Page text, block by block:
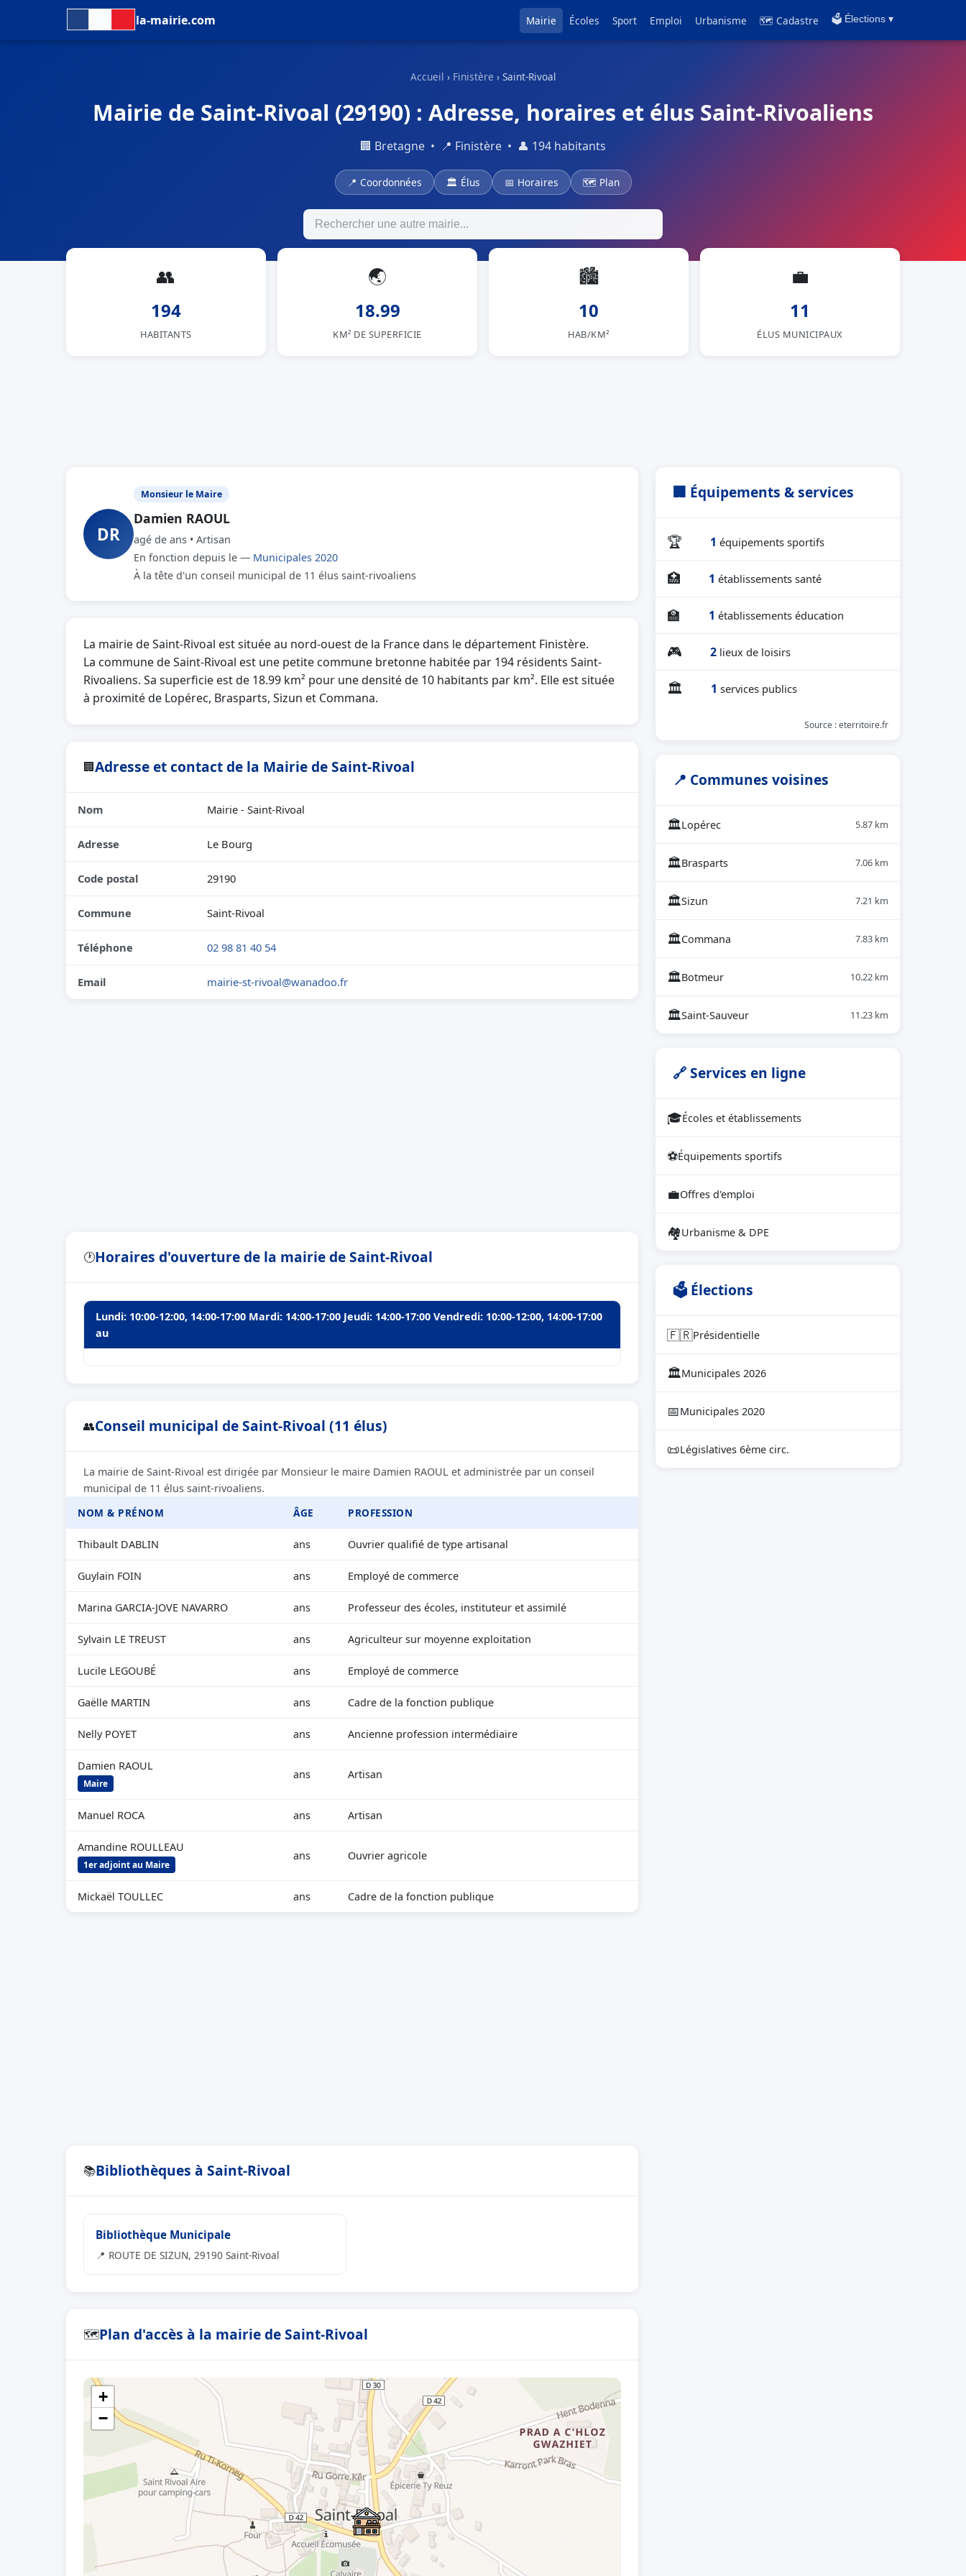
la-mairie.com Mairie Écoles Sport Emploi Urbanisme 🗺 Cadastre 🗳️ Élections ▾
Accueil › Finistère › Saint-Rivoal
Mairie de Saint-Rivoal (29190) : Adresse, horaires et élus Saint-Rivoaliens
🏢 Bretagne • 📍 Finistère • 👤 194 habitants
📍 Coordonnées 🏛 Élus 📅 Horaires 🗺 Plan
👥
194
HABITANTS
🌏
18.99
KM² DE SUPERFICIE
🏙
10
HAB/KM²
💼
11
ÉLUS MUNICIPAUX
DR
Monsieur le Maire
Damien RAOUL
agé de ans • Artisan
En fonction depuis le — Municipales 2020
À la tête d'un conseil municipal de 11 élus saint-rivoaliens
La mairie de Saint-Rivoal est située au nord-ouest de la France dans le département Finistère.
La commune de Saint-Rivoal est une petite commune bretonne habitée par 194 résidents Saint-
Rivoaliens. Sa superficie est de 18.99 km² pour une densité de 10 habitants par km². Elle est située
à proximité de Lopérec, Brasparts, Sizun et Commana.
🏢Adresse et contact de la Mairie de Saint-Rivoal
Nom Mairie - Saint-Rivoal
Adresse Le Bourg
Code postal 29190
Commune Saint-Rivoal
Téléphone 02 98 81 40 54
Email mairie-st-rivoal@wanadoo.fr
🕐Horaires d'ouverture de la mairie de Saint-Rivoal
Lundi: 10:00-12:00, 14:00-17:00 Mardi: 14:00-17:00 Jeudi: 14:00-17:00 Vendredi: 10:00-12:00, 14:00-17:00
au
👥Conseil municipal de Saint-Rivoal (11 élus)
La mairie de Saint-Rivoal est dirigée par Monsieur le maire Damien RAOUL et administrée par un conseil
municipal de 11 élus saint-rivoaliens.
NOM & PRÉNOM
ÂGE PROFESSION
Thibault DABLIN ans Ouvrier qualifié de type artisanal
Guylain FOIN ans Employé de commerce
Marina GARCIA-JOVE NAVARRO ans Professeur des écoles, instituteur et assimilé
Sylvain LE TREUST ans Agriculteur sur moyenne exploitation
Lucile LEGOUBÉ ans Employé de commerce
Gaëlle MARTIN ans Cadre de la fonction publique
Nelly POYET ans Ancienne profession intermédiaire
Damien RAOUL
Maire
ans Artisan
Manuel ROCA ans Artisan
Amandine ROULLEAU
1er adjoint au Maire
ans Ouvrier agricole
Mickaël TOULLEC ans Cadre de la fonction publique
📚Bibliothèques à Saint-Rivoal
Bibliothèque Municipale
📍 ROUTE DE SIZUN, 29190 Saint-Rivoal
🗺Plan d'accès à la mairie de Saint-Rivoal
+
−
🏢 Équipements & services
🏆 1 équipements sportifs
🏥 1 établissements santé
🏫 1 établissements éducation
🎮 2 lieux de loisirs
🏛 1 services publics
Source : eterritoire.fr
📍 Communes voisines
🏛Lopérec 5.87 km
🏛Brasparts 7.06 km
🏛Sizun 7.21 km
🏛Commana 7.83 km
🏛Botmeur 10.22 km
🏛Saint-Sauveur 11.23 km
🔗 Services en ligne
🎓Écoles et établissements
⚽Équipements sportifs
💼Offres d'emploi
🏘Urbanisme & DPE
🗳 Élections
🇫🇷Présidentielle
🏛Municipales 2026
📅Municipales 2020
📜Législatives 6ème circ.